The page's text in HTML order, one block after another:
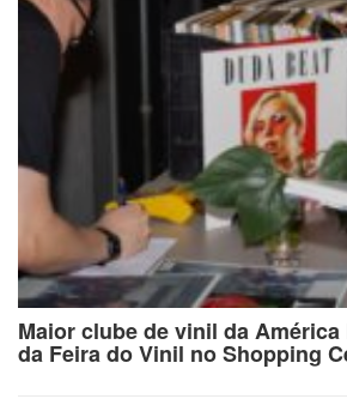
Maior clube de vinil da
da Feira do Vinil no Shopping